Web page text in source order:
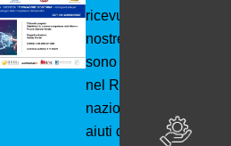
ricevuti dalle
nostre imprese
sono contenuti
nel Registro
nazionale degli
aiuti di Stato di